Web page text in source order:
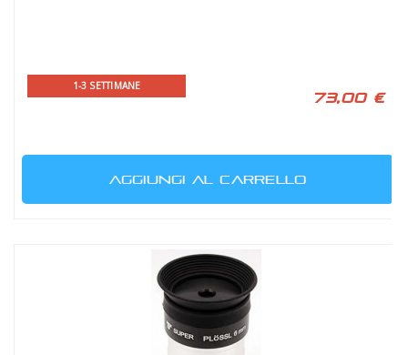
1-3 SETTIMANE
73,00 €
AGGIUNGI AL CARRELLO